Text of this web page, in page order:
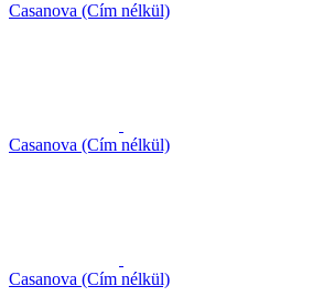
Casanova (Cím nélkül)
Casanova (Cím nélkül)
Casanova (Cím nélkül)